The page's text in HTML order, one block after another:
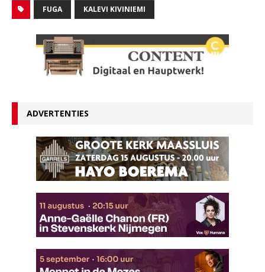
FUGA KALEVI KIVINIEMI
ADVERTENTIES